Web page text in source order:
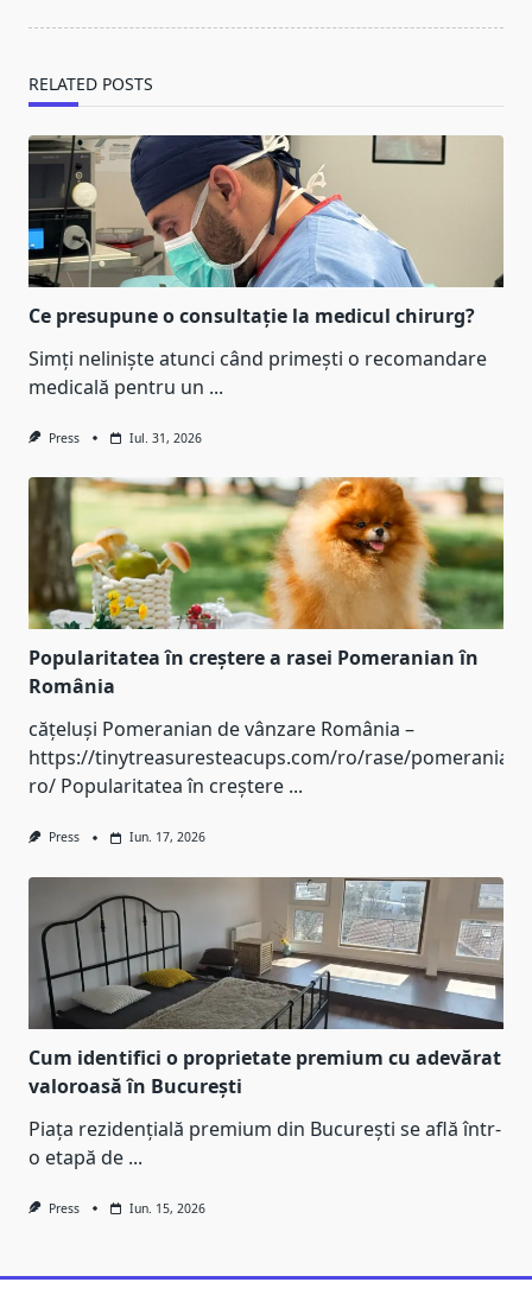
RELATED POSTS
Ce presupune o consultație la medicul chirurg?
Simți neliniște atunci când primești o recomandare
medicală pentru un ...
Press Iul. 31, 2026
Popularitatea în creștere a rasei Pomeranian în
România
cățeluși Pomeranian de vânzare România –
https://tinytreasuresteacups.com/ro/rase/pomeranian-
ro/ Popularitatea în creștere ...
Press Iun. 17, 2026
Cum identifici o proprietate premium cu adevărat
valoroasă în București
Piața rezidențială premium din București se află într-
o etapă de ...
Press Iun. 15, 2026